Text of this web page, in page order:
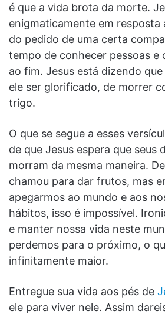
é que a vida brota da morte.
enigmaticamente em resposta
do pedido de uma certa
tempo de conhecer pessoas e
ao fim. Jesus está dizendo
ele ser glorificado, de morrer
trigo.
O que se segue a esses
de que Jesus espera que seus
morram da mesma maneira.
chamou para dar frutos, mas
apegarmos ao mundo e aos
hábitos, isso é impossível.
e manter nossa vida neste
perdemos para o próximo, o
infinitamente maior.
Entregue sua vida aos pés de
ele para viver nele. Assim